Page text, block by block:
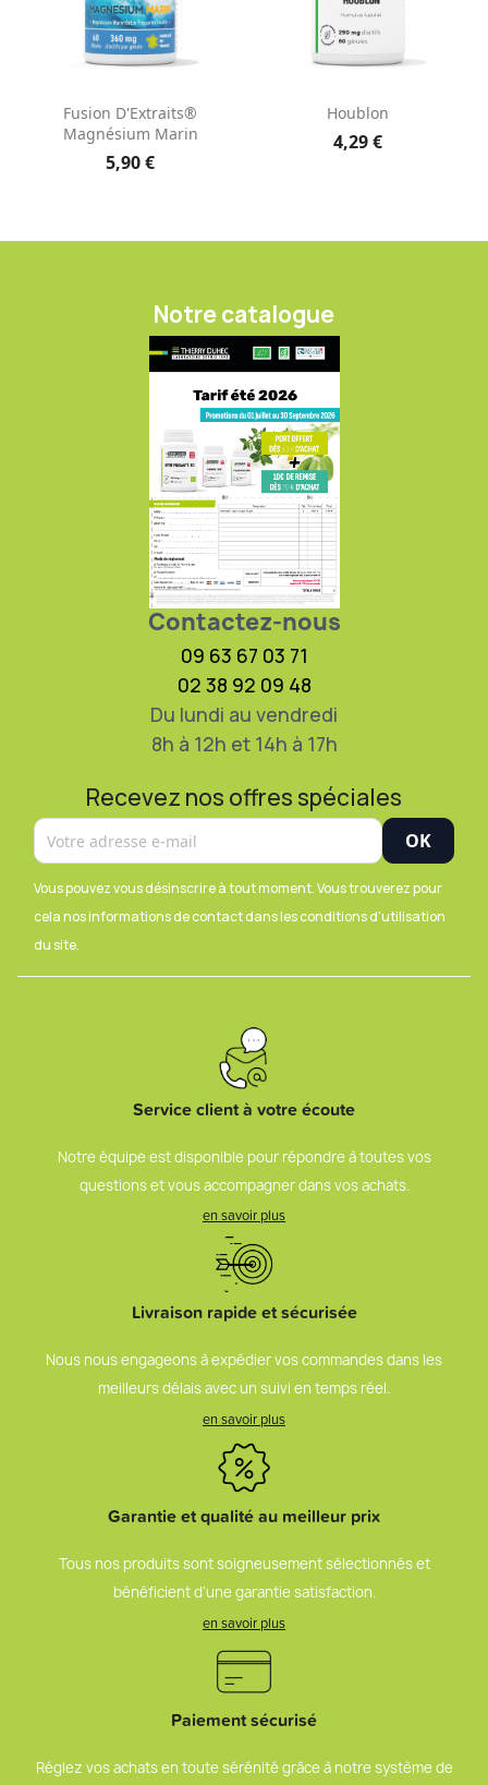
Fusion D'Extraits®
Magnésium Marin
5,90 €
Houblon
4,29 €
Notre catalogue
Contactez-nous
09 63 67 03 71
02 38 92 09 48
Du lundi au vendredi
8h à 12h et 14h à 17h
Recevez nos offres spéciales
Vous pouvez vous désinscrire à tout moment. Vous trouverez pour
cela nos informations de contact dans les conditions d'utilisation
du site.
Service client à votre écoute
Notre équipe est disponible pour répondre à toutes vos
questions et vous accompagner dans vos achats.
en savoir plus
Livraison rapide et sécurisée
Nous nous engageons à expédier vos commandes dans les
meilleurs délais avec un suivi en temps réel.
en savoir plus
Garantie et qualité au meilleur prix
Tous nos produits sont soigneusement sélectionnés et
bénéficient d’une garantie satisfaction.
en savoir plus
Paiement sécurisé
Réglez vos achats en toute sérénité grâce à notre système de